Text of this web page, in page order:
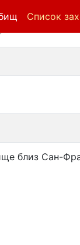
Список
близ Сан-